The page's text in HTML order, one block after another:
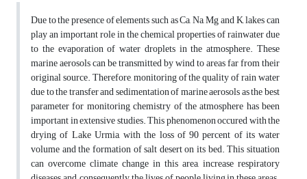
Due to the presence of elements such as Ca, Na, Mg and K, lakes can
play an important role in the chemical properties of rainwater due
to the evaporation of water droplets in the atmosphere. These
marine aerosols can be transmitted by wind to areas far from their
original source. Therefore, monitoring of the quality of rain water
due to the transfer and sedimentation of marine aerosols as the best
parameter for monitoring chemistry of the atmosphere has been
important in extensive studies. This phenomenon occured with the
drying of Lake Urmia, with the loss of 90 percent of its water
volume and the formation of salt desert on its bed. This situation
can overcome climate change in this area, increase respiratory